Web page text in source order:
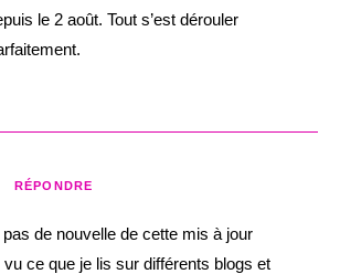
le 2 août. Tout s’est dérouler
RÉPONDRE
de nouvelle de cette mis à jour
ce que je lis sur différents blogs et